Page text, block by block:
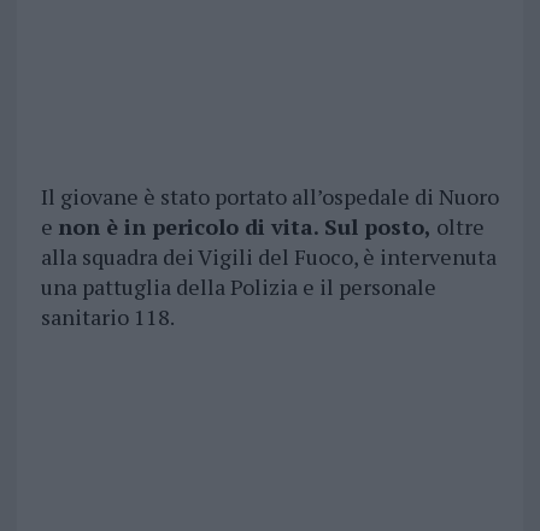
Il giovane è stato portato all’ospedale di Nuoro
e non è in pericolo di vita. Sul posto, oltre
alla squadra dei Vigili del Fuoco, è intervenuta
una pattuglia della Polizia e il personale
sanitario 118.